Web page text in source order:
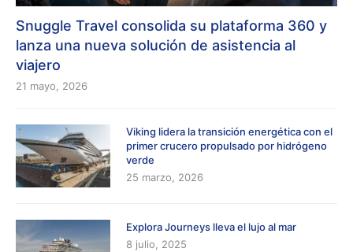
Snuggle Travel consolida su plataforma 360 y
lanza una nueva solución de asistencia al
viajero
21 mayo, 2026
Viking lidera la transición energética con el
primer crucero propulsado por hidrógeno
verde
25 marzo, 2026
Explora Journeys lleva el lujo al mar
8 julio, 2025